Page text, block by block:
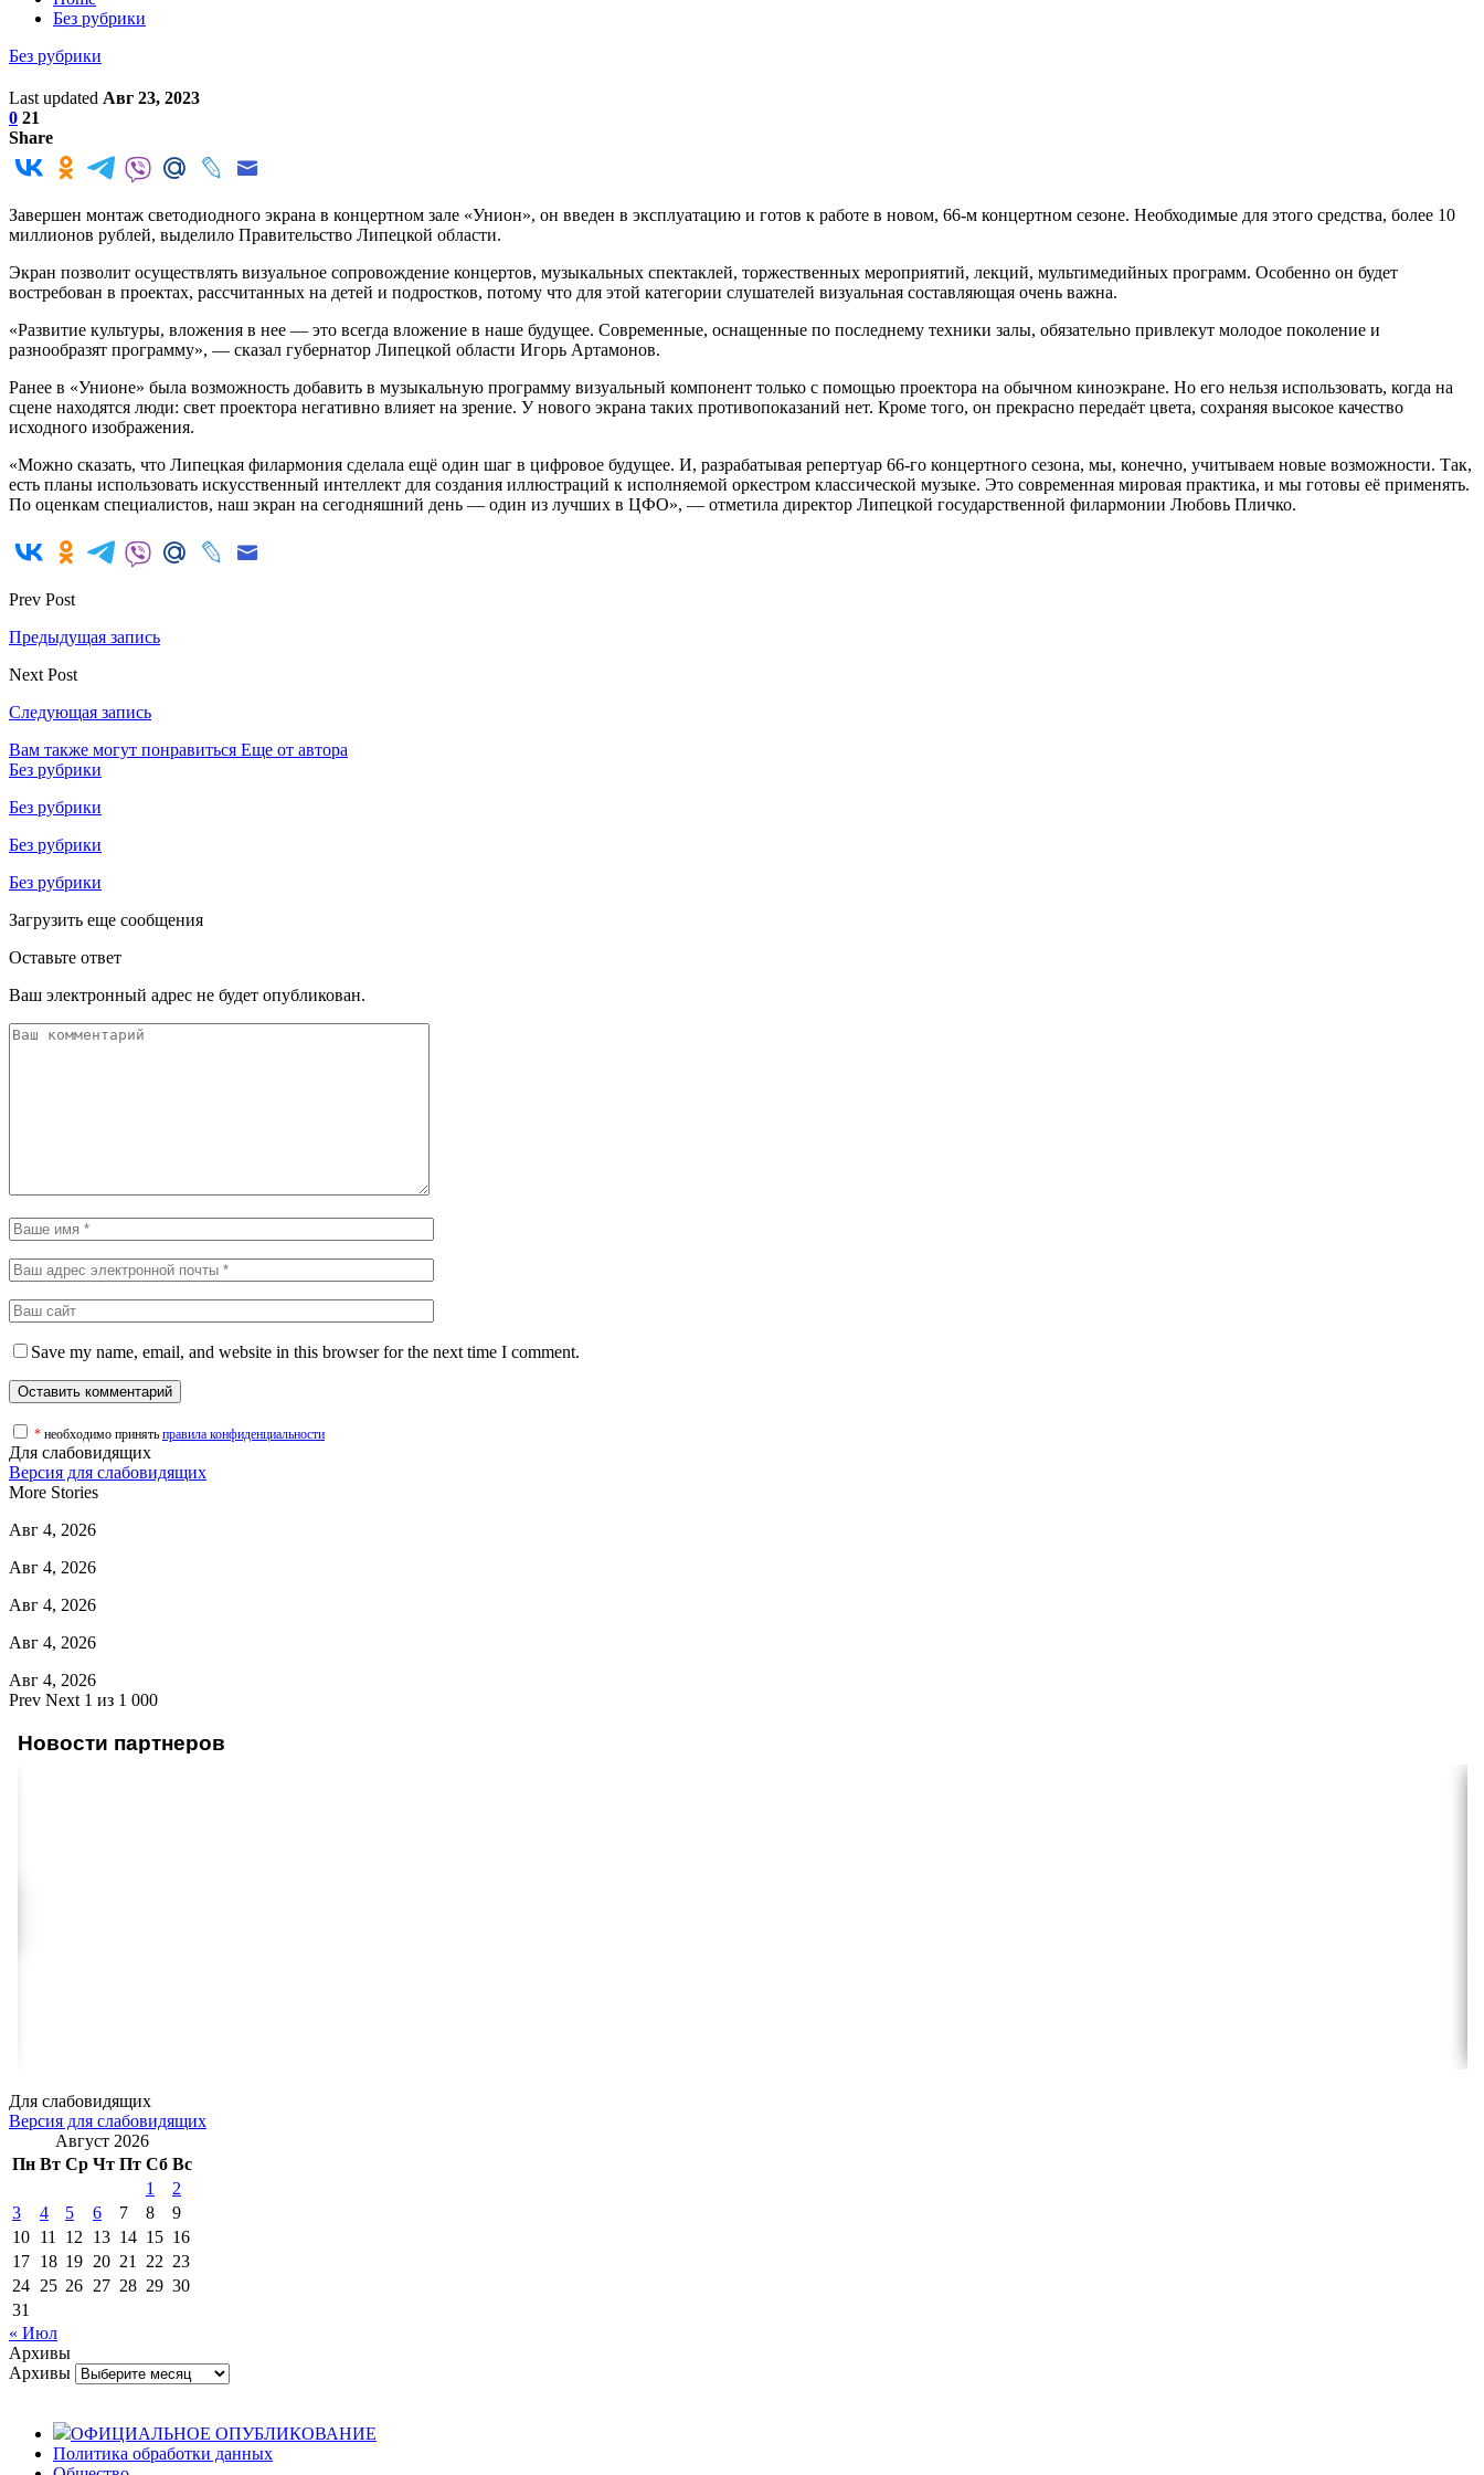
Без рубрики
Без рубрики
Last updated Авг 23, 2023
0 21
Share
Завершен монтаж светодиодного экрана в концертном зале «Унион», он введен в эксплуатацию и готов к работе в новом, 66-м концертном сезоне. Необходимые для этого средства, более 10
миллионов рублей, выделило Правительство Липецкой области.
Экран позволит осуществлять визуальное сопровождение концертов, музыкальных спектаклей, торжественных мероприятий, лекций, мультимедийных программ. Особенно он будет
востребован в проектах, рассчитанных на детей и подростков, потому что для этой категории слушателей визуальная составляющая очень важна.
«Развитие культуры, вложения в нее — это всегда вложение в наше будущее. Современные, оснащенные по последнему техники залы, обязательно привлекут молодое поколение и
разнообразят программу», — сказал губернатор Липецкой области Игорь Артамонов.
Ранее в «Унионе» была возможность добавить в музыкальную программу визуальный компонент только с помощью проектора на обычном киноэкране. Но его нельзя использовать, когда на
сцене находятся люди: свет проектора негативно влияет на зрение. У нового экрана таких противопоказаний нет. Кроме того, он прекрасно передаёт цвета, сохраняя высокое качество
исходного изображения.
«Можно сказать, что Липецкая филармония сделала ещё один шаг в цифровое будущее. И, разрабатывая репертуар 66-го концертного сезона, мы, конечно, учитываем новые возможности. Так,
есть планы использовать искусственный интеллект для создания иллюстраций к исполняемой оркестром классической музыке. Это современная мировая практика, и мы готовы её применять.
По оценкам специалистов, наш экран на сегодняшний день — один из лучших в ЦФО», — отметила директор Липецкой государственной филармонии Любовь Пличко.
Prev Post
Предыдущая запись
Next Post
Следующая запись
Вам также могут понравиться Еще от автора
Без рубрики
Без рубрики
Без рубрики
Без рубрики
Загрузить еще сообщения
Оставьте ответ
Ваш электронный адрес не будет опубликован.
Save my name, email, and website in this browser for the next time I comment.
* необходимо принять правила конфиденциальности
Для слабовидящих
Версия для слабовидящих
More Stories
Авг 4, 2026
Авг 4, 2026
Авг 4, 2026
Авг 4, 2026
Авг 4, 2026
Prev Next 1 из 1 000
Новости партнеров
Для слабовидящих
Версия для слабовидящих
Август 2026
Пн Вт Ср Чт Пт Сб Вс
1
2
3
4 5 6 7 8
9
10 11 12 13 14 15 16
17 18 19 20 21 22 23
24 25 26 27 28 29 30
31
« Июл
Архивы
Архивы
ОФИЦИАЛЬНОЕ ОПУБЛИКОВАНИЕ
Политика обработки данных